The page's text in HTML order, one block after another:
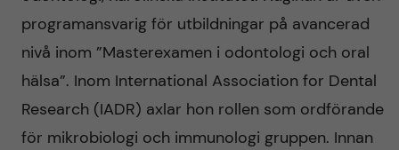
programansvarig för utbildningar på avancerad
nivå inom ”Masterexamen i odontologi och oral
hälsa”. Inom International Association for Dental
Research (IADR) axlar hon rollen som ordförande
för mikrobiologi och immunologi gruppen. Innan